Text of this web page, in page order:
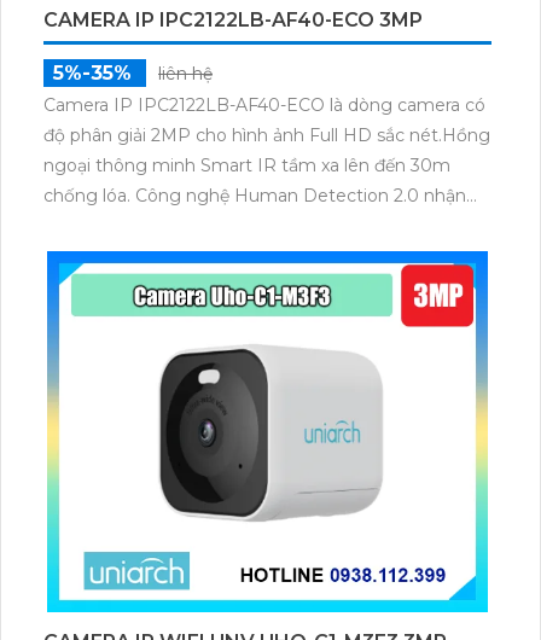
CAMERA IP IPC2122LB-AF40-ECO 3MP
5%-35%
liên hệ
Camera IP IPC2122LB-AF40-ECO là dòng camera có
độ phân giải 2MP cho hình ảnh Full HD sắc nét.Hồng
ngoại thông minh Smart IR tầm xa lên đến 30m
chống lóa. Công nghệ Human Detection 2.0 nhận